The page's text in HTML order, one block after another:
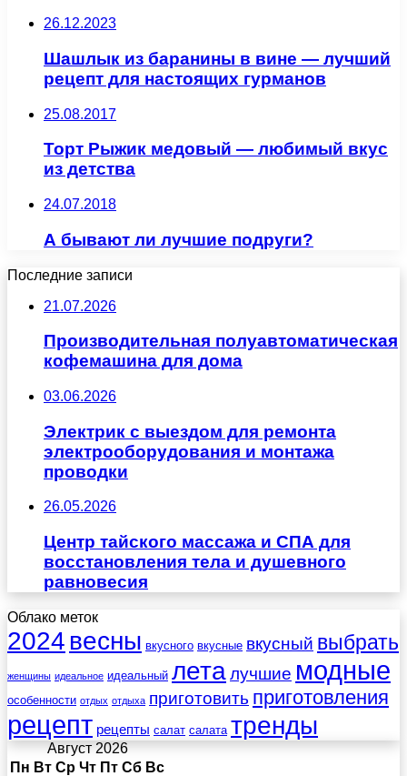
26.12.2023
Шашлык из баранины в вине — лучший
рецепт для настоящих гурманов
25.08.2017
Торт Рыжик медовый — любимый вкус
из детства
24.07.2018
А бывают ли лучшие подруги?
Последние записи
21.07.2026
Производительная полуавтоматическая
кофемашина для дома
03.06.2026
Электрик с выездом для ремонта
электрооборудования и монтажа
проводки
26.05.2026
Центр тайского массажа и СПА для
восстановления тела и душевного
равновесия
Облако меток
2024 весны вкусного вкусные вкусный выбрать
женщины идеальное идеальный леталучшие модные
особенности отдых отдыха приготовить приготовления
рецепт рецепты салат салата тренды
Август 2026
Пн Вт Ср Чт Пт Сб Вс